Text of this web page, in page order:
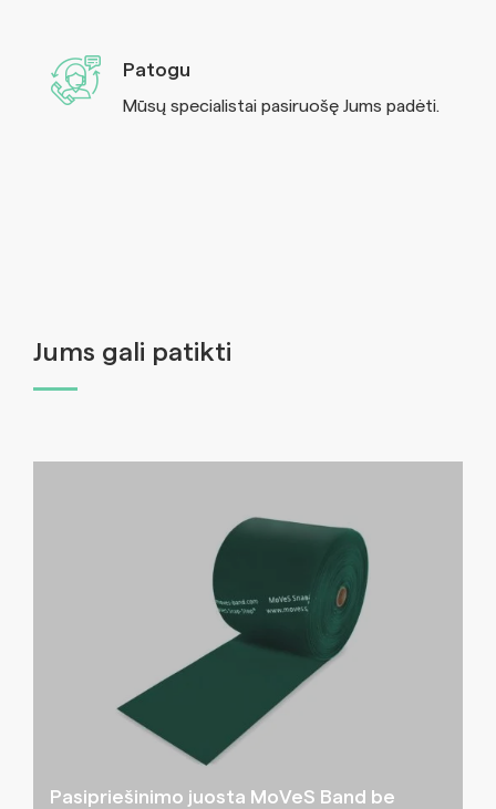
Patogu
Mūsų specialistai pasiruošę Jums padėti.
Jums gali patikti
Pasipriešinimo juosta MoVeS Band be